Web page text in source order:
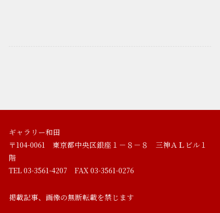
ギャラリー和田
〒104-0061 東京都中央区銀座１－８－８ 三神ＡＬビル１
階
TEL 03-3561-4207 FAX 03-3561-0276
掲載記事、画像の無断転載を禁じます